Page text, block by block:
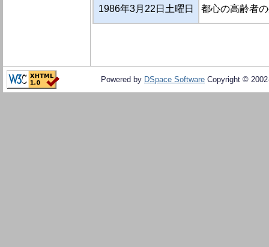
1986年3月22日土曜日 都心の高齢者
Powered by DSpace Software Copyright ©